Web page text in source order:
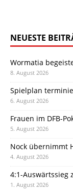
NEUESTE
Wormatia
8. August 2026
Spielplan
6. August 2026
Frauen im DFB-
5. August 2026
Nock übernimmt
4. August 2026
4:1-Auswärtssieg
1. August 2026